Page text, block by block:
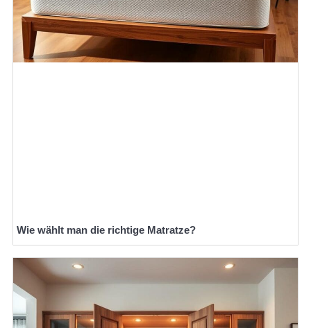
Wie wählt man die richtige Matratze?